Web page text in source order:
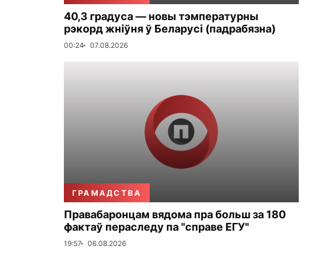
40,3 градуса — новы тэмпературны
рэкорд жніўня ў Беларусі (падрабязна)
00:24 07.08.2026
ГРАМАДСТВА
Правабаронцам вядома пра больш за 180
фактаў пераследу па "справе ЕГУ"
19:57 06.08.2026